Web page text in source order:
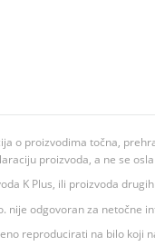
o proizvodima točna,
proizvoda, a ne se
K Plus, ili proizvoda
odgovoran za netočne
reproducirati na bilo koji